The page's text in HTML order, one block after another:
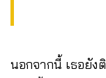
นอกจากนี้ เธอยัง